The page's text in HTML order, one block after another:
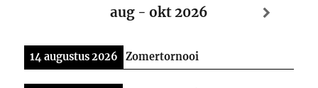
aug - okt 2026
14 augustus 2026 Zomertornooi